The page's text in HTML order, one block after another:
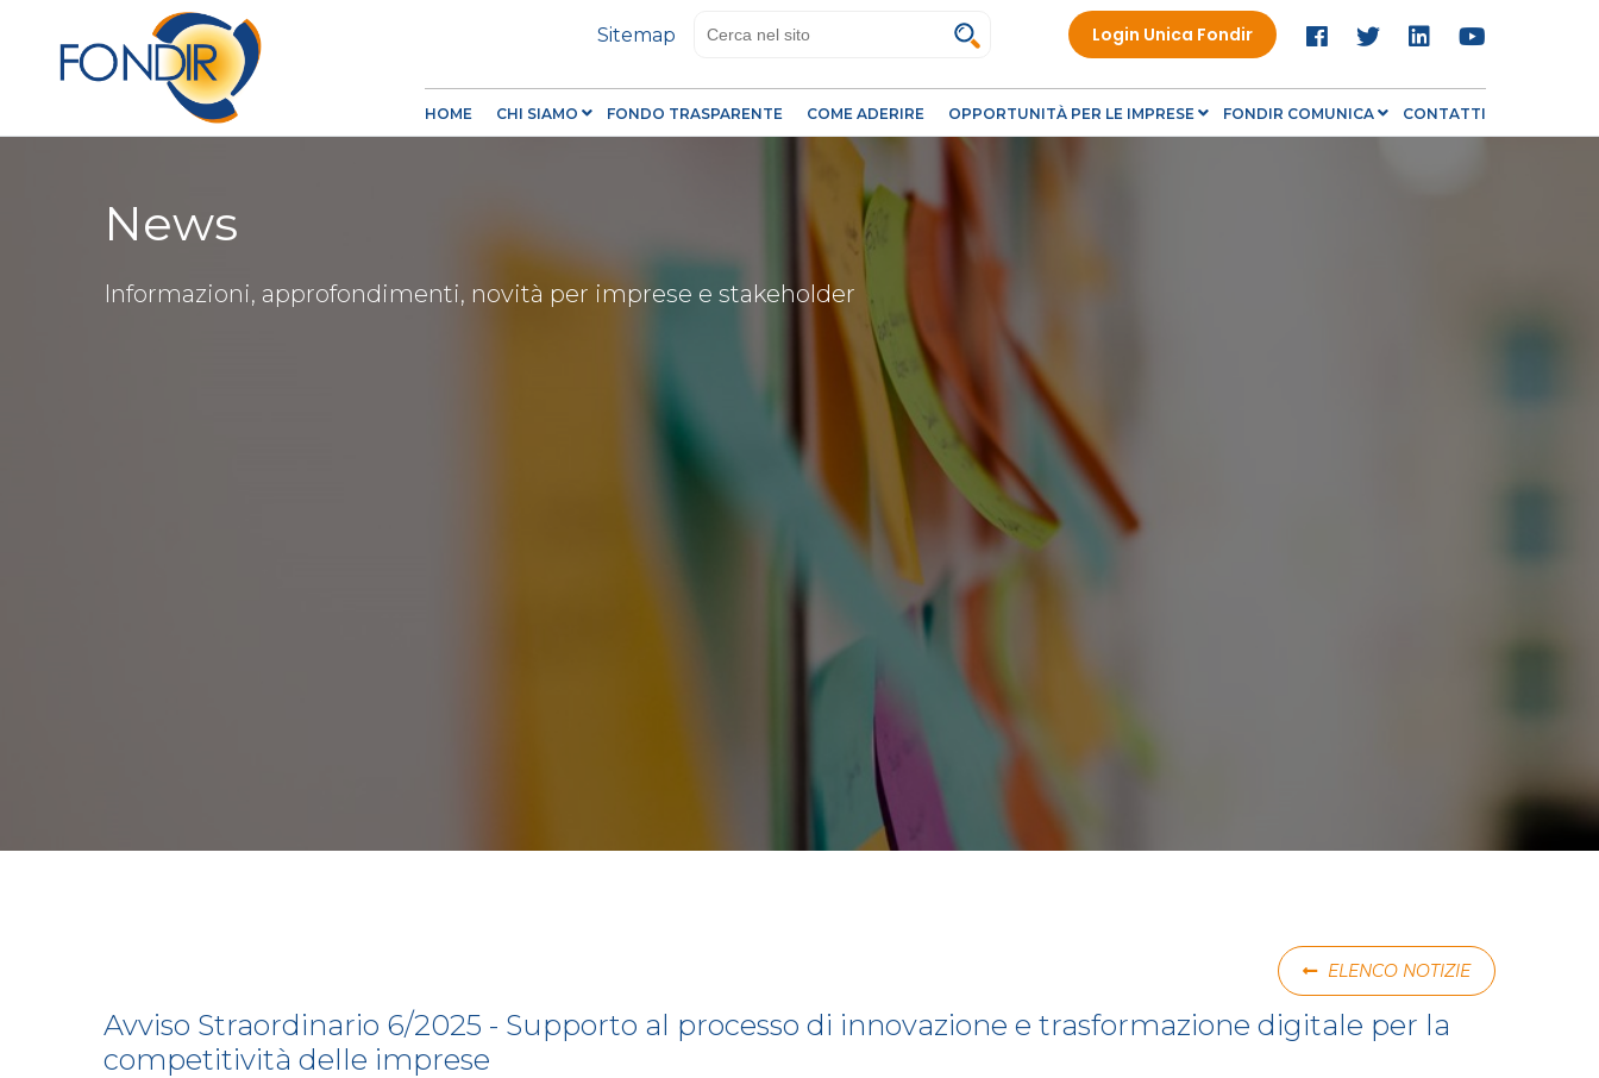
al
principale
Login Unica Fondir
Sitemap
HOME CHI SIAMO FONDO TRASPARENTE COME ADERIRE OPPORTUNITÀ PER LE IMPRESE FONDIR COMUNICA CONTATTI
News
Informazioni, approfondimenti, novità per imprese e stakeholder
ELENCO NOTIZIE
Avviso Straordinario 6/2025 - Supporto al processo di innovazione e trasformazione digitale per la
competitività delle imprese